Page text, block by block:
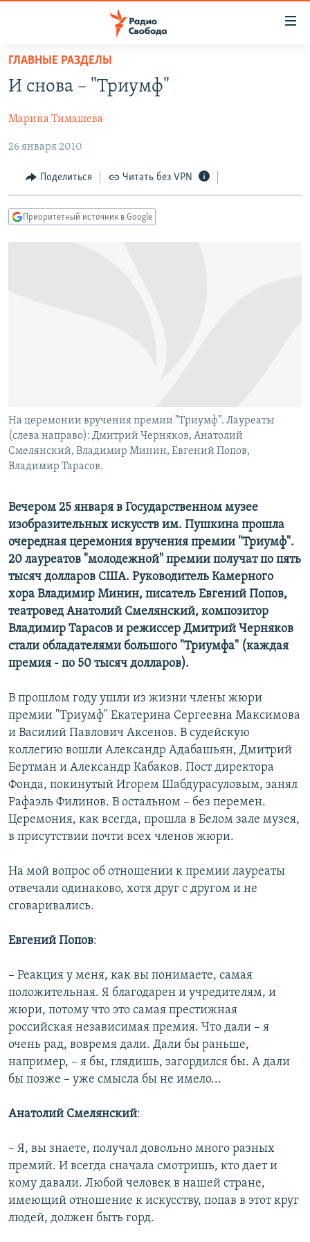
упрощенного
доступа
содержанию
Вернутся
главной
навигации
Вернутся
АВТОРСКИЕ ПРОЕКТЫ
ЦИТАТЫ СВОБОДЫ
МНЕНИЯ
КУЛЬТУРА
IDEL.РЕАЛИИ
ГЛАВНЫЕ РАЗДЕЛЫ
И снова – "Триумф"
Марина Тимашева
26 января 2010
Поделиться Читать без VPN
Приоритетный источник в Google
На церемонии вручения премии "Триумф". Лауреаты
(слева направо): Дмитрий Черняков, Анатолий
Смелянский, Владимир Минин, Евгений Попов,
Владимир Тарасов.
Вечером 25 января в Государственном музее
изобразительных искусств им. Пушкина прошла
очередная церемония вручения премии "Триумф".
20 лауреатов "молодежной" премии получат по пять
тысяч долларов США. Руководитель Камерного
хора Владимир Минин, писатель Евгений Попов,
театровед Анатолий Смелянский, композитор
Владимир Тарасов и режиссер Дмитрий Черняков
стали обладателями большого "Триумфа" (каждая
премия - по 50 тысяч долларов).
В прошлом году ушли из жизни члены жюри
премии "Триумф" Екатерина Сергеевна Максимова
и Василий Павлович Аксенов. В судейскую
коллегию вошли Александр Адабашьян, Дмитрий
Бертман и Александр Кабаков. Пост директора
Фонда, покинутый Игорем Шабдурасуловым, занял
Рафаэль Филинов. В остальном – без перемен.
Церемония, как всегда, прошла в Белом зале музея,
в присутствии почти всех членов жюри.
На мой вопрос об отношении к премии лауреаты
отвечали одинаково, хотя друг с другом и не
сговаривались.
Евгений Попов:
– Реакция у меня, как вы понимаете, самая
положительная. Я благодарен и учредителям, и
жюри, потому что это самая престижная
российская независимая премия. Что дали – я
очень рад, вовремя дали. Дали бы раньше,
например, – я бы, глядишь, загордился бы. А дали
бы позже – уже смысла бы не имело...
Анатолий Смелянский:
– Я, вы знаете, получал довольно много разных
премий. И всегда сначала смотришь, кто дает и
кому давали. Любой человек в нашей стране,
имеющий отношение к искусству, попав в этот круг
людей, должен быть горд.